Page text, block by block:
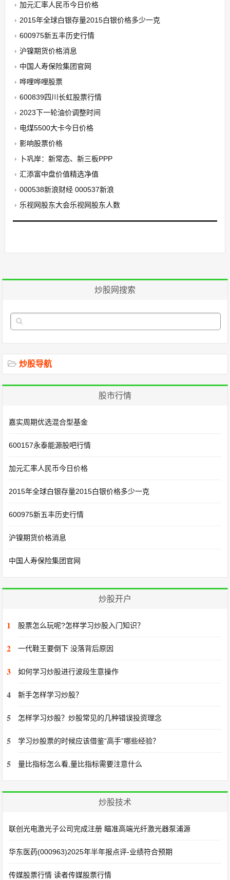
加元汇率人民币今日价格
2015年全球白银存量2015白银价格多少一克
600975新五丰历史行情
沪镍期货价格消息
中国人寿保险集团官网
哗哩哗哩股票
600839四川长虹股票行情
2023下一轮油价调整时间
电煤5500大卡今日价格
影响股票价格
卜巩岸：新常态、新三板PPP
汇添富中盘价值精选净值
000538新浪财经 000537新浪
乐视网股东大会乐视网股东人数
炒股网搜索
炒股导航
股市行情
嘉实周期优选混合型基金
600157永泰能源股吧行情
加元汇率人民币今日价格
2015年全球白银存量2015白银价格多少一克
600975新五丰历史行情
沪镍期货价格消息
中国人寿保险集团官网
炒股开户
1 股票怎么玩呢?怎样学习炒股入门知识？
2 一代鞋王要倒下 没落背后原因
3 如何学习炒股进行波段生意操作
4 新手怎样学习炒股？
5 怎样学习炒股？炒股常见的几种错误投资理念
5 学习炒股票的时候应该借鉴“高手”哪些经验？
5 量比指标怎么看,量比指标需要注意什么
炒股技术
联创光电激光子公司完成注册 瞄准高端光纤激光器泵浦源
华东医药(000963)2025年半年报点评-业绩符合预期
传媒股票行情 读者传媒股票行情